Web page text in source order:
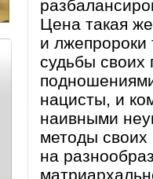
Цена такая
и лжепророки
судьбы своих
нацисты, и
наивными
методы своих
на